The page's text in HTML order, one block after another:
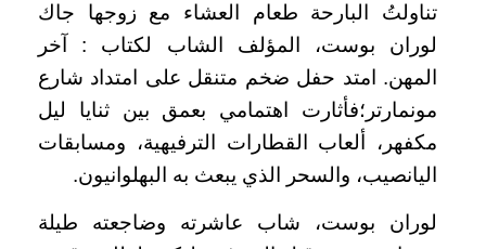
تناولتُ البارحة طعام العشاء مع زوجها جاك
لوران بوست، المؤلف الشاب لكتاب : آخر
المهن. امتد حفل ضخم متنقل على امتداد شارع
مونمارتر؛فأثارت اهتمامي بعمق بين ثنايا ليل
مكفهر، ألعاب القطارات الترفيهية، ومسابقات
اليانصيب، والسحر الذي يبعث به البهلوانيون.
لوران بوست، شاب عاشرته وضاجعته طيلة